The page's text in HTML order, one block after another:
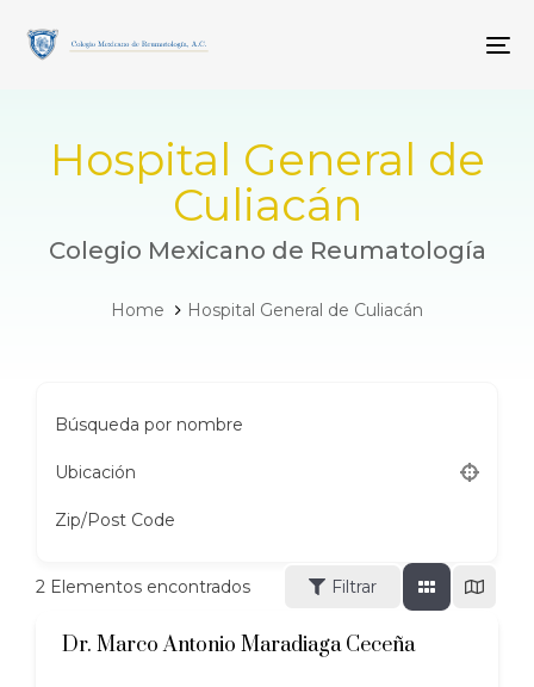
links
primary
contentHospital General de
Culiacán
Colegio Mexicano de Reumatología
Home Hospital General de Culiacán
Búsqueda por nombre
Ubicación
Zip/Post Code
2 Elementos encontrados Filtrar
Dr. Marco Antonio Maradiaga Ceceña